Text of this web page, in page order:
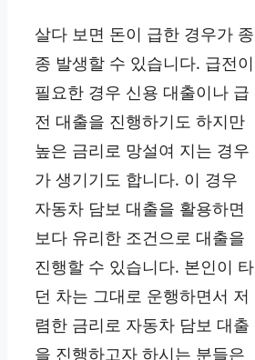
살다 보면 돈이 급한 경우가 종
종 발생할 수 있습니다. 급전이
필요한 경우 신용 대출이나 급
전 대출을 진행하기도 하지만
높은 금리로 망설여 지는 경우
가 생기기도 합니다. 이 경우
자동차 담보 대출을 활용하면
보다 유리한 조건으로 대출을
진행할 수 있습니다. 본인이 타
던 차는 그대로 운행하면서 저
렴한 금리로 자동차 담보 대출
을 진행하고자 하시는 분들은